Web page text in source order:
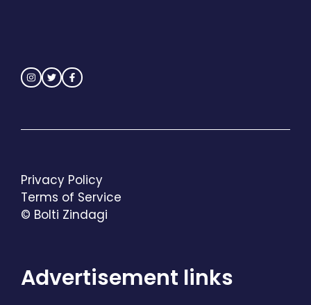
© Bolti Zindagi
Privacy Policy
Terms of Service
Advertisement links